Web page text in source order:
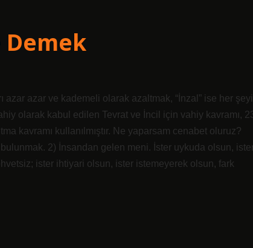
Demek
azar azar ve kademeli olarak azaltmak, “İnzal” ise her şeyi
olarak kabul edilen Tevrat ve İncil için vahiy kavramı,
kavramı kullanılmıştır. Ne yaparsam cenabet oluruz?
2) İnsandan gelen meni. İster uykuda olsun,
ister ihtiyari olsun, ister istemeyerek olsun, fark